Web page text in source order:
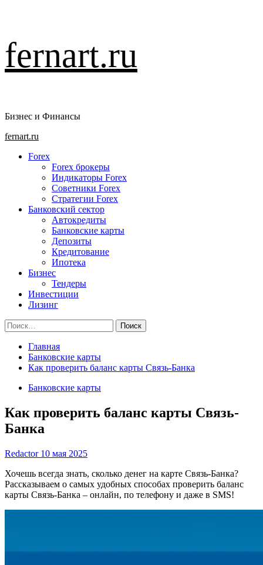
Перейти
к
содержимому
fernart.ru
Бизнес и Финансы
Основное
fernart.ru
Forex
Forex брокеры
Индикаторы Forex
Советники Forex
Стратегии Forex
Банковский сектор
Автокредиты
Банковские карты
Депозиты
Кредитование
Ипотека
Бизнес
Тендеры
Инвестиции
Лизинг
Найти:
Главная
Банковские карты
Как проверить баланс карты Связь-Банка
Банковские карты
Как проверить баланс карты Связь-
Банка
Redactor 10 мая 2025
Хочешь всегда знать, сколько денег на карте Связь-Банка?
Рассказываем о самых удобных способах проверить баланс
карты Связь-Банка – онлайн, по телефону и даже в SMS!